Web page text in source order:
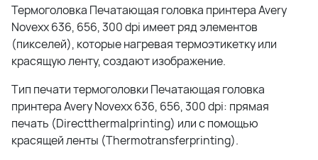
Термоголовка Печатающая головка принтера Avery
Novexx 636, 656, 300 dpi имеет ряд элементов
(пикселей), которые нагревая термоэтикетку или
красящую ленту, создают изображение.
Тип печати термоголовки Печатающая головка
принтера Avery Novexx 636, 656, 300 dpi: прямая
печать (Directthermalprinting) или с помощью
красящей ленты (Thermotransferprinting).